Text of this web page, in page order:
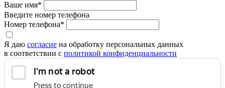
Ваше имя*
Введите номер телефона
Номер телефона*
Я даю согласие на обработку персональных данных
в соответствии с политикой конфиденциальности